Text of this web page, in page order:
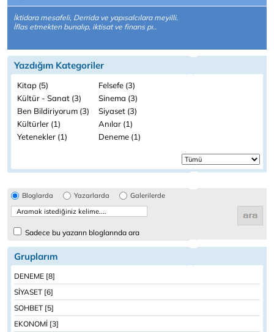
İktidara mesafeli, Derrida ve yapısalcılara meyilli.
İflas etmekten bunalıp, iktisat ve finans pı..
Yazdığım Kategoriler
Kitap (5)
Felsefe (3)
Kültür - Sanat (3)
Sinema (3)
Ben Bildiriyorum (3)
Siyaset (3)
Kültürler (1)
Anılar (1)
Yetenekler (1)
Deneme (1)
Bloglarda Yazarlarda Galerilerde
Sadece bu yazarın bloglarında ara
Gruplarım
DENEME [8]
SİYASET [6]
SOHBET [5]
EKONOMİ [3]